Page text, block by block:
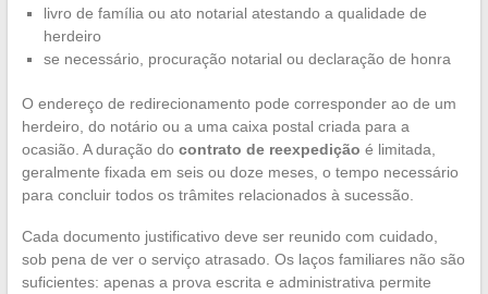
livro de família ou ato notarial atestando a qualidade de
herdeiro
se necessário, procuração notarial ou declaração de honra
O endereço de redirecionamento pode corresponder ao de um
herdeiro, do notário ou a uma caixa postal criada para a
ocasião. A duração do contrato de reexpedição é limitada,
geralmente fixada em seis ou doze meses, o tempo necessário
para concluir todos os trâmites relacionados à sucessão.
Cada documento justificativo deve ser reunido com cuidado,
sob pena de ver o serviço atrasado. Os laços familiares não são
suficientes: apenas a prova escrita e administrativa permite